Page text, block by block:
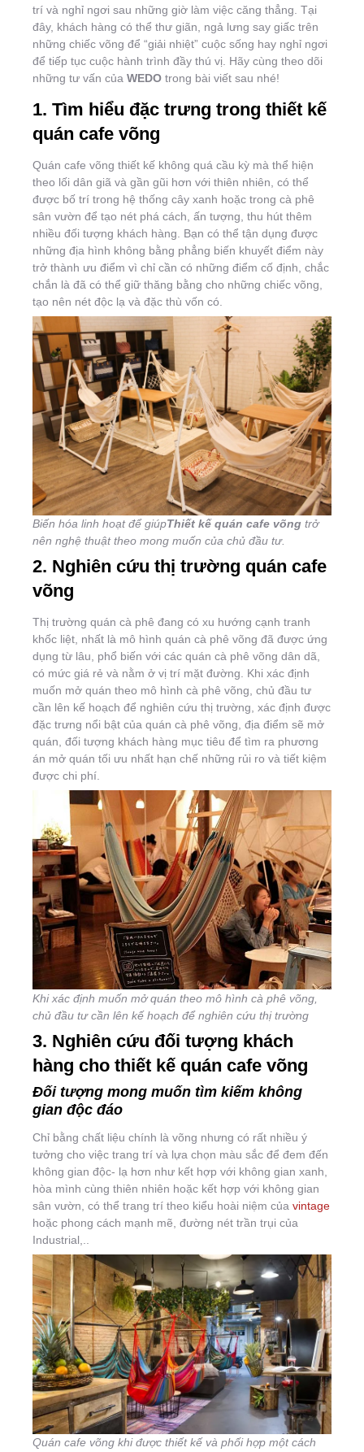
trí và nghỉ ngơi sau những giờ làm việc căng thẳng. Tại
đây, khách hàng có thể thư giãn, ngả lưng say giấc trên
những chiếc võng để “giải nhiệt” cuộc sống hay nghỉ ngơi
để tiếp tục cuộc hành trình đầy thú vị. Hãy cùng theo dõi
những tư vấn của WEDO trong bài viết sau nhé!
1. Tìm hiểu đặc trưng trong thiết kế
quán cafe võng
Quán cafe võng thiết kế không quá cầu kỳ mà thể hiện
theo lối dân giã và gần gũi hơn với thiên nhiên, có thể
được bố trí trong hệ thống cây xanh hoặc trong cà phê
sân vườn để tạo nét phá cách, ấn tượng, thu hút thêm
nhiều đối tượng khách hàng. Bạn có thể tận dụng được
những địa hình không bằng phẳng biến khuyết điểm này
trở thành ưu điểm vì chỉ cần có những điểm cố định, chắc
chắn là đã có thể giữ thăng bằng cho những chiếc võng,
tạo nên nét độc lạ và đặc thù vốn có.
Biến hóa linh hoạt để giúpThiết kế quán cafe võng trở
nên nghệ thuật theo mong muốn của chủ đầu tư.
2. Nghiên cứu thị trường quán cafe
võng
Thị trường quán cà phê đang có xu hướng cạnh tranh
khốc liệt, nhất là mô hình quán cà phê võng đã được ứng
dụng từ lâu, phổ biến với các quán cà phê võng dân dã,
có mức giá rẻ và nằm ở vị trí mặt đường. Khi xác định
muốn mở quán theo mô hình cà phê võng, chủ đầu tư
cần lên kế hoạch để nghiên cứu thị trường, xác định được
đặc trưng nổi bật của quán cà phê võng, địa điểm sẽ mở
quán, đối tượng khách hàng mục tiêu để tìm ra phương
án mở quán tối ưu nhất hạn chế những rủi ro và tiết kiệm
được chi phí.
Khi xác định muốn mở quán theo mô hình cà phê võng,
chủ đầu tư cần lên kế hoạch để nghiên cứu thị trường
3. Nghiên cứu đối tượng khách
hàng cho thiết kế quán cafe võng
Đối tượng mong muốn tìm kiếm không
gian độc đáo
Chỉ bằng chất liệu chính là võng nhưng có rất nhiều ý
tưởng cho việc trang trí và lựa chọn màu sắc để đem đến
không gian độc- lạ hơn như kết hợp với không gian xanh,
hòa mình cùng thiên nhiên hoặc kết hợp với không gian
sân vườn, có thể trang trí theo kiểu hoài niệm của vintage
hoặc phong cách mạnh mẽ, đường nét trần trụi của
Industrial,..
Quán cafe võng khi được thiết kế và phối hợp một cách